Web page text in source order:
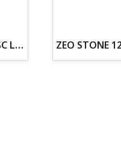
ZOGOFLEX DISCO ZISC L (21.6CM) FLUORESCENTE